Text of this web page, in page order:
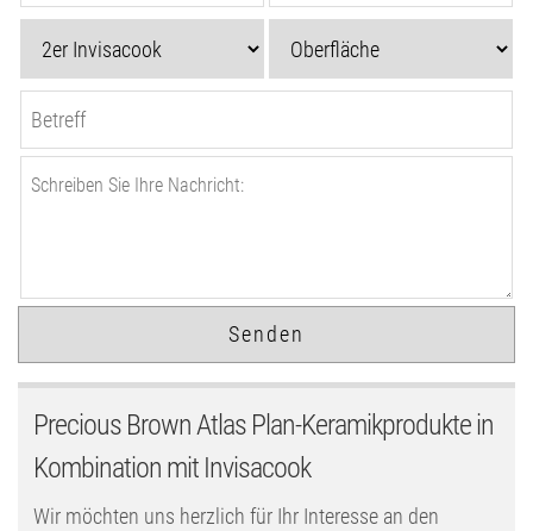
Precious Brown Atlas Plan-Keramikprodukte in
Kombination mit Invisacook
Wir möchten uns herzlich für Ihr Interesse an den